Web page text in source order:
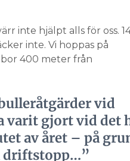
inte hjälpt alls för oss.
inte. Vi hoppas på
400 meter från
vid
varit gjort vid det
av året – på
driftstopp…”